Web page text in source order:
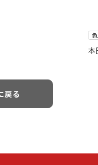
本
戻る